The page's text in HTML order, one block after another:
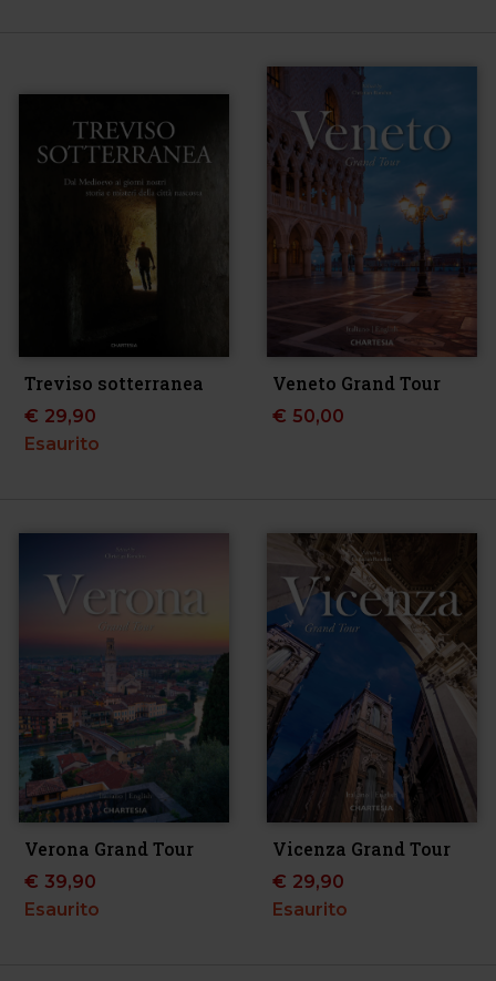
Treviso sotterranea
€ 29,90
Esaurito
Veneto Grand Tour
€ 50,00
Verona Grand Tour
€ 39,90
Esaurito
Vicenza Grand Tour
€ 29,90
Esaurito